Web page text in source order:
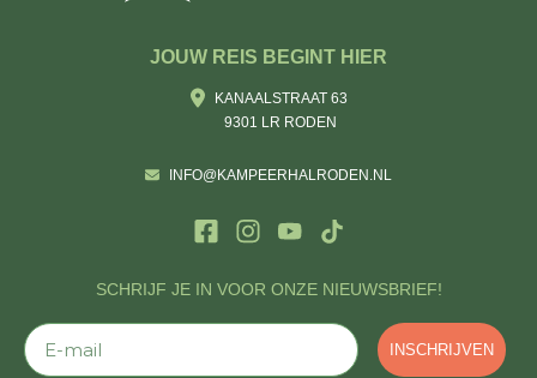
SCHRIJF JE IN VOOR ONZE NIEUWSBRIEF!
E-mail
INSCHRIJVEN
JOUW REIS BEGINT HIER
KANAALSTRAAT 63
9301 LR RODEN
INFO@KAMPEERHALRODEN.NL